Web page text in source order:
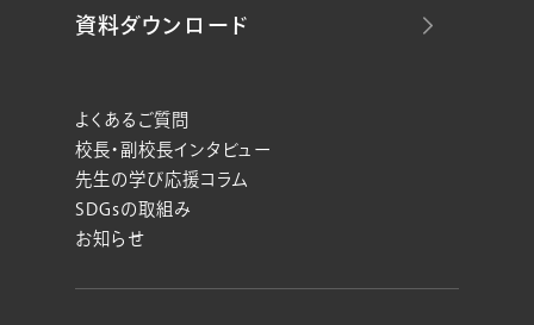
資料ダウンロード
よくあるご質問
校長・副校長インタビュー
先生の学び応援コラム
SDGsの取組み
お知らせ